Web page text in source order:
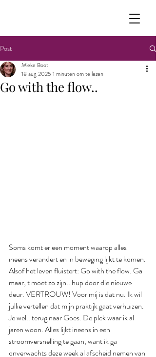
Post
Go with the flow..
Mieke Boot
18 aug 2025 1 minuten om te lezen
Soms komt er een moment waarop alles
ineens verandert en in beweging lijkt te komen.
Alsof het leven fluistert: Go with the flow. Ga
maar, t moet zo zijn.. hup door die nieuwe
deur. VERTROUW! Voor mij is dat nu. Ik wil
jullie vertellen dat mijn praktijk gaat verhuizen.
Je wel.. terug naar Goes. De plek waar ik al
jaren woon. Alles lijkt ineens in een
stroomversnelling te gaan, want ik ga
onverwachts deze week al afscheid nemen van